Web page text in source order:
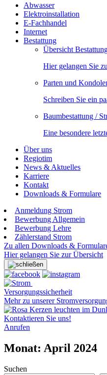
Abwasser
Elektroinstallation
E-Fachhandel
Internet
Bestattung
Übersicht
Hier gelangen Sie
Parten und
Schreiben Sie ein
Baumbestattung /
Eine besondere
Über uns
Regiotim
News & Aktuelles
Karriere
Kontakt
Downloads & Formulare
Anmeldung Strom
Bewerbung Allgemein
Bewerbung Lehre
Zählerstand Strom
Zu allen Downloads &
Hier gelangen Sie zur Übersicht
Versorgungssicherheit
Mehr zu unserer
Kontaktieren Sie uns!
Anrufen
Monat: April 2024
Suchen